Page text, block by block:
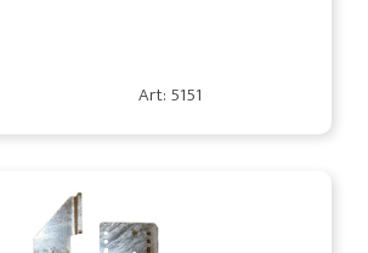
Art: 5151